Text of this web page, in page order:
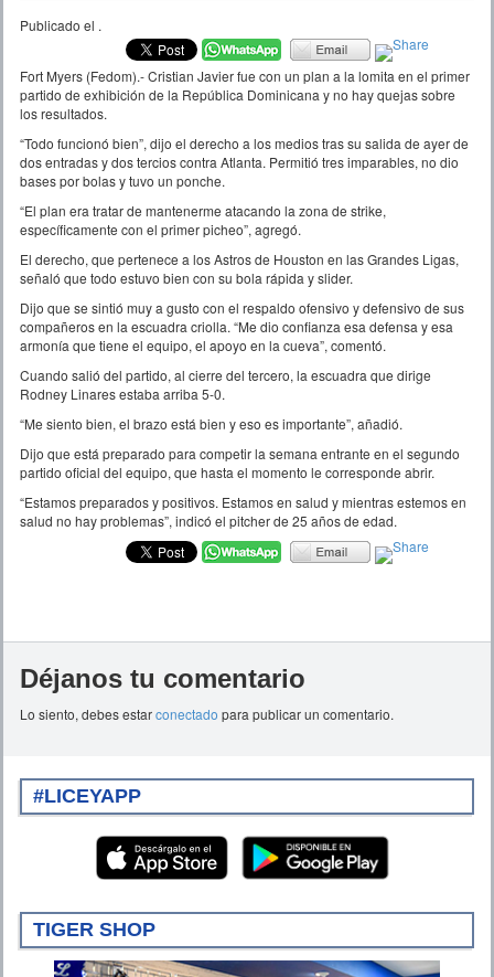
Publicado el .
Fort Myers (Fedom).- Cristian Javier fue con un plan a la lomita en el primer
partido de exhibición de la República Dominicana y no hay quejas sobre
los resultados.
“Todo funcionó bien”, dijo el derecho a los medios tras su salida de ayer de
dos entradas y dos tercios contra Atlanta. Permitió tres imparables, no dio
bases por bolas y tuvo un ponche.
“El plan era tratar de mantenerme atacando la zona de strike,
específicamente con el primer picheo”, agregó.
El derecho, que pertenece a los Astros de Houston en las Grandes Ligas,
señaló que todo estuvo bien con su bola rápida y slider.
Dijo que se sintió muy a gusto con el respaldo ofensivo y defensivo de sus
compañeros en la escuadra criolla. “Me dio confianza esa defensa y esa
armonía que tiene el equipo, el apoyo en la cueva”, comentó.
Cuando salió del partido, al cierre del tercero, la escuadra que dirige
Rodney Linares estaba arriba 5-0.
“Me siento bien, el brazo está bien y eso es importante”, añadió.
Dijo que está preparado para competir la semana entrante en el segundo
partido oficial del equipo, que hasta el momento le corresponde abrir.
“Estamos preparados y positivos. Estamos en salud y mientras estemos en
salud no hay problemas”, indicó el pitcher de 25 años de edad.
Déjanos tu comentario
Lo siento, debes estarconectado para publicar un comentario.
#LICEYAPP
TIGER SHOP